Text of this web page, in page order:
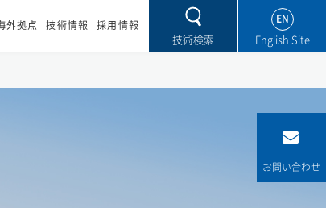
外拠点 技術情報
採用情報
技術検索
EN
お問い合わせ